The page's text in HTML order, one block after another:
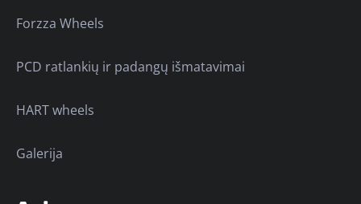
Forzza Wheels
PCD ratlankių ir padangų išmatavimai
HART wheels
Galerija